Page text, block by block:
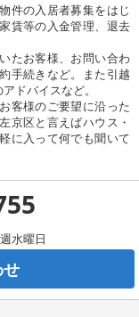
件の入居者募集をはじ
賃等の入金管理、退去
たお客様、お問い合わ
手続きなど。また引越
ドバイスなど。
客様のご要望に沿った
京区と言えばハウス・
に入って何でも聞いて
水曜日